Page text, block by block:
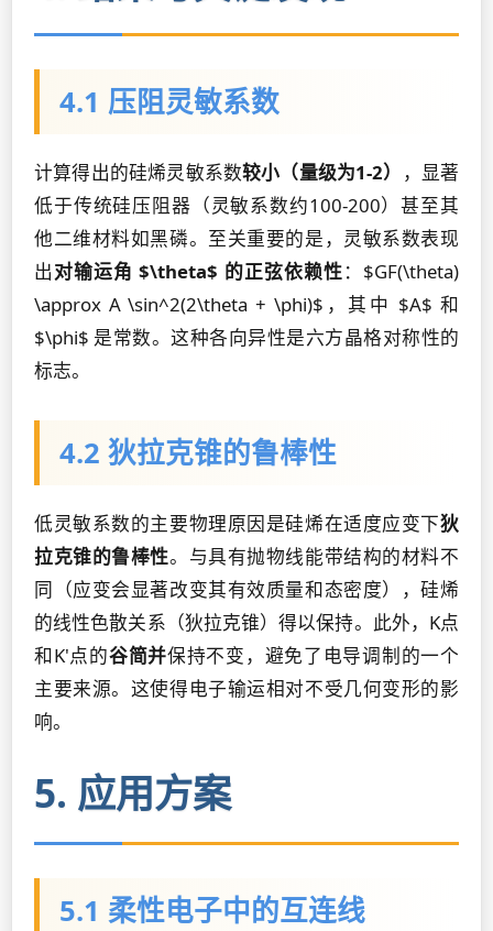
4.1 压阻灵敏系数
计算得出的硅烯灵敏系数较小（量级为1-2）
，显著
低于传统硅压阻器（灵敏系数约100-200）甚至其
他二维材料如黑磷。至关重要的是，灵敏系数表现
出对输运角 $\theta$ 的正弦依赖性：$GF(\theta)
\approx A \sin^2(2\theta + \phi)$，其中 $A$ 和
$\phi$ 是常数。这种各向异性是六方晶格对称性的
标志。
4.2 狄拉克锥的鲁棒性
低灵敏系数的主要物理原因是硅烯在适度应变下狄
拉克锥的鲁棒性。与具有抛物线能带结构的材料不
同（应变会显著改变其有效质量和态密度），硅烯
的线性色散关系（狄拉克锥）得以保持。此外，K点
和K'点的谷简并保持不变，避免了电导调制的一个
主要来源。这使得电子输运相对不受几何变形的影
响。
5. 应用方案
5.1 柔性电子中的互连线